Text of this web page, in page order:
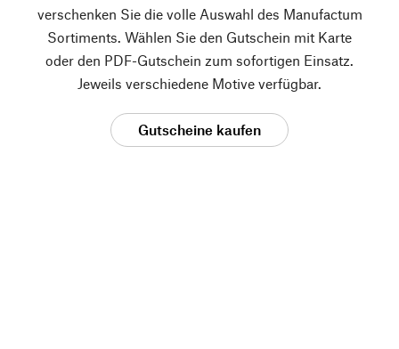
verschenken Sie die volle Auswahl des Manufactum
Sortiments. Wählen Sie den Gutschein mit Karte
oder den PDF-Gutschein zum sofortigen Einsatz.
Jeweils verschiedene Motive verfügbar.
Gutscheine kaufen